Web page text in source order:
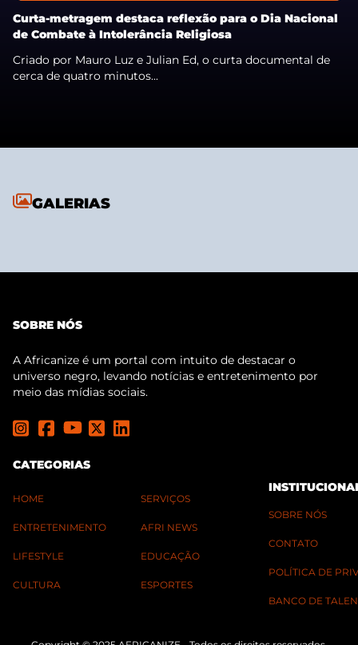
Curta-metragem destaca reflexão para o Dia Nacional
de Combate à Intolerância Religiosa
Criado por Mauro Luz e Julian Ed, o curta documental de
cerca de quatro minutos...
GALERIAS
SOBRE NÓS
A Africanize é um portal com intuito de destacar o
universo negro, levando notícias e entretenimento por
meio das mídias sociais.
CATEGORIAS
HOME
ENTRETENIMENTO
LIFESTYLE
CULTURA
SERVIÇOS
AFRI NEWS
EDUCAÇÃO
ESPORTES
SOBRE NÓS
CONTATO
POLÍTICA DE
BANCO DE